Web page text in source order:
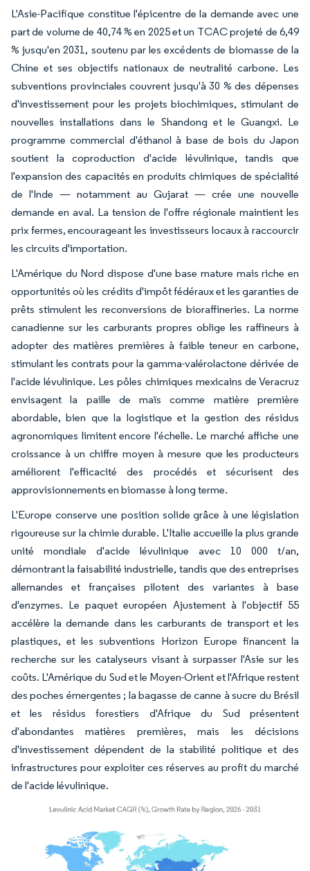
L'Asie-Pacifique constitue l'épicentre de la demande avec une
part de volume de 40,74 % en 2025 et un TCAC projeté de 6,49
% jusqu'en 2031, soutenu par les excédents de biomasse de la
Chine et ses objectifs nationaux de neutralité carbone. Les
subventions provinciales couvrent jusqu'à 30 % des dépenses
d'investissement pour les projets biochimiques, stimulant de
nouvelles installations dans le Shandong et le Guangxi. Le
programme commercial d'éthanol à base de bois du Japon
soutient la coproduction d'acide lévulinique, tandis que
l'expansion des capacités en produits chimiques de spécialité
de l'Inde — notamment au Gujarat — crée une nouvelle
demande en aval. La tension de l'offre régionale maintient les
prix fermes, encourageant les investisseurs locaux à raccourcir
les circuits d'importation.
L'Amérique du Nord dispose d'une base mature mais riche en
opportunités où les crédits d'impôt fédéraux et les garanties de
prêts stimulent les reconversions de bioraffineries. La norme
canadienne sur les carburants propres oblige les raffineurs à
adopter des matières premières à faible teneur en carbone,
stimulant les contrats pour la gamma-valérolactone dérivée de
l'acide lévulinique. Les pôles chimiques mexicains de Veracruz
envisagent la paille de maïs comme matière première
abordable, bien que la logistique et la gestion des résidus
agronomiques limitent encore l'échelle. Le marché affiche une
croissance à un chiffre moyen à mesure que les producteurs
améliorent l'efficacité des procédés et sécurisent des
approvisionnements en biomasse à long terme.
L'Europe conserve une position solide grâce à une législation
rigoureuse sur la chimie durable. L'Italie accueille la plus grande
unité mondiale d'acide lévulinique avec 10 000 t/an,
démontrant la faisabilité industrielle, tandis que des entreprises
allemandes et françaises pilotent des variantes à base
d'enzymes. Le paquet européen Ajustement à l'objectif 55
accélère la demande dans les carburants de transport et les
plastiques, et les subventions Horizon Europe financent la
recherche sur les catalyseurs visant à surpasser l'Asie sur les
coûts. L'Amérique du Sud et le Moyen-Orient et l'Afrique restent
des poches émergentes ; la bagasse de canne à sucre du Brésil
et les résidus forestiers d'Afrique du Sud présentent
d'abondantes matières premières, mais les décisions
d'investissement dépendent de la stabilité politique et des
infrastructures pour exploiter ces réserves au profit du marché
de l'acide lévulinique.